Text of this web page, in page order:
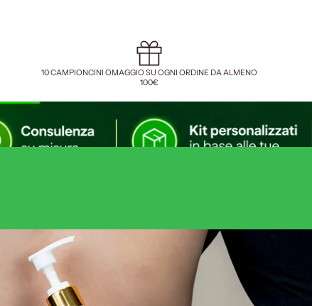
10 CAMPIONCINI OMAGGIO SU OGNI ORDINE DA ALMENO
100€